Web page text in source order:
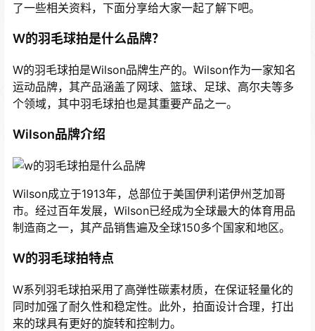
了一些相关资料，下面分享给大家一起了解下吧。
W的羽毛球拍是什么品牌？
W的羽毛球拍是Wilson品牌生产的。Wilson作为一家知名
运动品牌，其产品涵盖了网球、篮球、足球、高尔夫等多
个领域，其中羽毛球拍也是其重要产品之一。
Wilson品牌介绍
Wilson成立于1913年，总部位于美国伊利诺伊州芝加哥
市。经过百年发展，Wilson已经成为全球最大的体育用品
制造商之一，其产品销售遍及全球150多个国家和地区。
W的羽毛球拍特点
W系列羽毛球拍采用了高弹性碳素材质，在保证轻量化的
同时加强了耐久性和稳定性。此外，拍面设计合理，打出
来的球具有更好的旋转和控制力。